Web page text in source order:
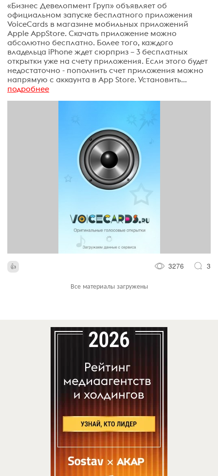
«Бизнес Девелопмент Груп» объявляет об
официальном запуске бесплатного приложения
VoiceCards в магазине мобильных приложений
Apple AppStore. Скачать приложение можно
абсолютно бесплатно. Более того, каждого
владельца iPhone ждет сюрприз – 3 бесплатных
открытки уже на счету приложения. Если этого будет
недостаточно - пополнить счет приложения можно
напрямую с аккаунта в App Store. Установить...
подробнее
3276 3
Все материалы загружены